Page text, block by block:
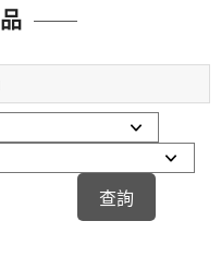
友 請親愛的客戶加入
帳號@a0975005573
(樂華夜市口)門口可
停車
口】往中山路1段139